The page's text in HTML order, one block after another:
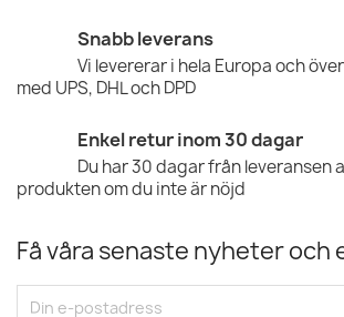
Snabb leverans
Vi levererar i hela Europa och
med UPS, DHL och DPD
Enkel retur inom 30 dagar
Du har 30 dagar från leveransen
produkten om du inte är nöjd
Få våra senaste nyheter och